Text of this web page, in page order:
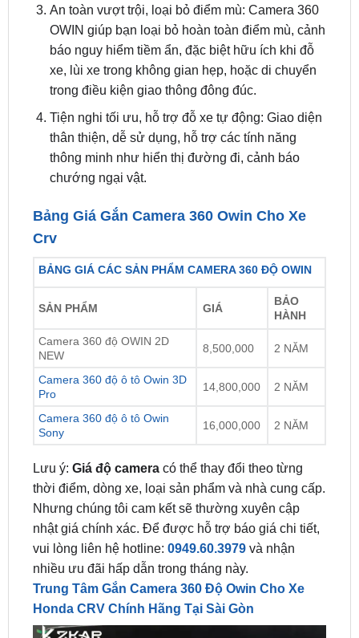
báo nguy hiểm tiềm ẩn, đặc biệt hữu ích khi đỗ
xe, lùi xe trong không gian hẹp, hoặc di chuyển
trong điều kiện giao thông đông đúc.
Tiện nghi tối ưu, hỗ trợ đỗ xe tự động: Giao diện
thân thiện, dễ sử dụng, hỗ trợ các tính năng
thông minh như hiển thị đường đi, cảnh báo
chướng ngại vật.
Bảng Giá Gắn Camera 360 Owin Cho Xe
BẢNG GIÁ CÁC SẢN PHẨM CAMERA 360 ĐỘ OWIN
SẢN PHẨM GIÁ
HÀNH
Camera 360 độ OWIN 2D
NEW
8,500,000 2 NĂM
Camera 360 độ ô tô Owin 3D
Pro
14,800,000 2 NĂM
Camera 360 độ ô tô Owin
Sony
16,000,000 2 NĂM
Lưu ý:Giá độ cameracó thể thay đổi theo từng
Nhưng chúng tôi cam kết sẽ thường xuyên cập
nhật giá chính xác. Để được hỗ trợ báo giá chi tiết,
vui lòng liên hệ hotline:0949.60.3979 và nhận
nhiều ưu đãi hấp dẫn trong tháng này.
Trung Tâm Gắn Camera 360 Độ Owin Cho Xe
Honda CRV Chính Hãng Tại Sài Gòn